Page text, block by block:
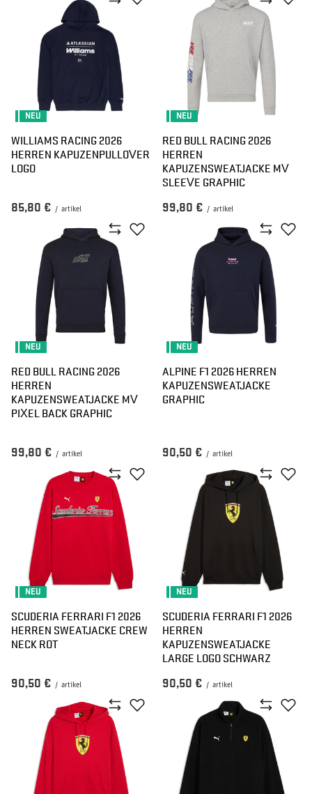
NEU
WILLIAMS RACING 2026
HERREN KAPUZENPULLOVER
LOGO
85,80 € / artikel
NEU
RED BULL RACING 2026
HERREN
KAPUZENSWEATJACKE MV
SLEEVE GRAPHIC
99,80 € / artikel
NEU
RED BULL RACING 2026
HERREN
KAPUZENSWEATJACKE MV
PIXEL BACK GRAPHIC
99,80 € / artikel
NEU
ALPINE F1 2026 HERREN
KAPUZENSWEATJACKE
GRAPHIC
90,50 € / artikel
NEU
SCUDERIA FERRARI F1 2026
HERREN SWEATJACKE CREW
NECK ROT
90,50 € / artikel
NEU
SCUDERIA FERRARI F1 2026
HERREN
KAPUZENSWEATJACKE
LARGE LOGO SCHWARZ
90,50 € / artikel